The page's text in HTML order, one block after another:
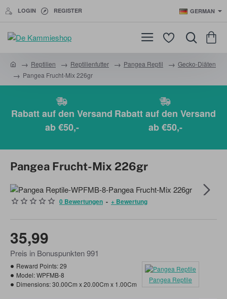
LOGIN REGISTER GERMAN
Reptilien Reptilienfutter Pangea Reptil
Gecko-Diäten
Pangea Frucht-Mix 226gr
Rabatt auf den Versand
ab €50,-
Rabatt auf den Versand
ab €50,-
Pangea Frucht-Mix 226gr
0 Bewertungen - + Bewertung
35,99
Preis in Bonuspunkten 991
Reward Points:29
Model:WPFMB-8
Dimensions:30.00Cm x 20.00Cm x 1.00Cm
Pangea Reptile